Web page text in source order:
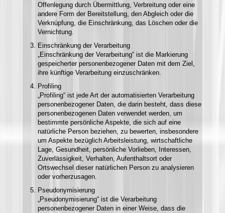
Offenlegung durch Übermittlung, Verbreitung oder eine
andere Form der Bereitstellung, den Abgleich oder die
Verknüpfung, die Einschränkung, das Löschen oder die
Vernichtung.
Einschränkung der Verarbeitung
„Einschränkung der Verarbeitung“ ist die Markierung
gespeicherter personenbezogener Daten mit dem Ziel,
ihre künftige Verarbeitung einzuschränken.
Profiling
„Profiling“ ist jede Art der automatisierten Verarbeitung
personenbezogener Daten, die darin besteht, dass diese
personenbezogenen Daten verwendet werden, um
bestimmte persönliche Aspekte, die sich auf eine
natürliche Person beziehen, zu bewerten, insbesondere
um Aspekte bezüglich Arbeitsleistung, wirtschaftliche
Lage, Gesundheit, persönliche Vorlieben, Interessen,
Zuverlässigkeit, Verhalten, Aufenthaltsort oder
Ortswechsel dieser natürlichen Person zu analysieren
oder vorherzusagen.
Pseudonymisierung
„Pseudonymisierung“ ist die Verarbeitung
personenbezogener Daten in einer Weise, dass die